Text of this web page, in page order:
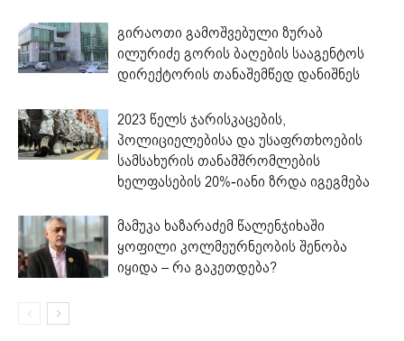
გირაოთი გამოშვებული ზურაბ
ილურიძე გორის ბაღების სააგენტოს
დირექტორის თანაშემწედ დანიშნეს
2023 წელს ჯარისკაცების,
პოლიციელებისა და უსაფრთხოების
სამსახურის თანამშრომლების
ხელფასების 20%-იანი ზრდა იგეგმება
მამუკა ხაზარაძემ წალენჯიხაში
ყოფილი კოლმეურნეობის შენობა
იყიდა – რა გაკეთდება?